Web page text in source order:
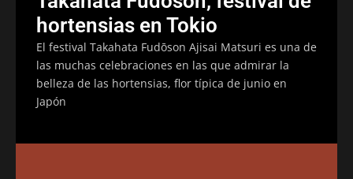
hortensias en Tokio
El festival Takahata Fudōson Ajisai Matsuri es una de
las muchas celebraciones en las que admirar la
belleza de las hortensias, flor típica de junio en
Japón